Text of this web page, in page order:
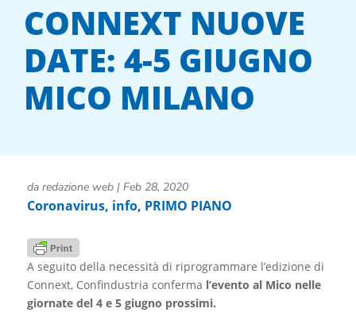
CONNEXT NUOVE
DATE: 4-5 GIUGNO
MICO MILANO
da redazione web| Feb 28, 2020
Coronavirus, info, PRIMO PIANO
A seguito della necessità di riprogrammare l’edizione di
Connext, Confindustria conferma l’evento al Mico nelle
giornate del 4 e 5 giugno prossimi.